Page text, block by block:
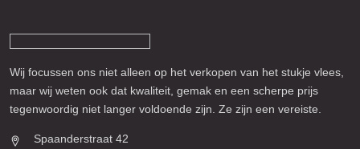
Wij focussen ons niet alleen op het verkopen van het stukje vlees,
maar wij weten ook dat kwaliteit, gemak en een scherpe prijs
tegenwoordig niet langer voldoende zijn. Ze zijn een vereiste.
Spaanderstraat 42